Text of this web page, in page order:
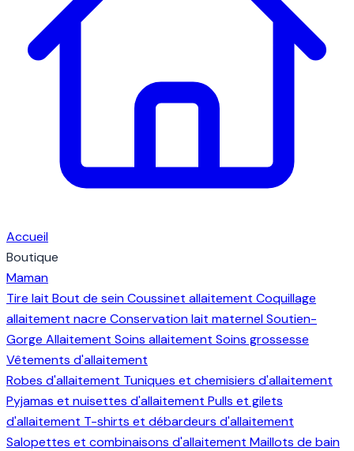
Accueil
Boutique
Maman
Tire lait Bout de seinCoussinet allaitement Coquillage
allaitement nacre Conservation lait maternelSoutien-
Gorge Allaitement Soins allaitement Soins grossesse
Vêtements d'allaitement
Robes d'allaitement Tuniques et chemisiers d'allaitement
Pyjamas et nuisettes d'allaitement Pulls et gilets
d'allaitement T-shirts et débardeurs d'allaitement
Salopettes et combinaisons d'allaitement Maillots de bain